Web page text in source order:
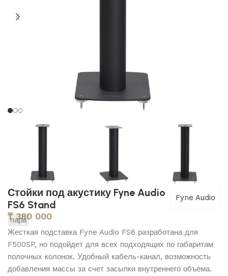
Стойки под акустику Fyne Audio
FS6 Stand
Fyne Audio
₸380 000
пара
Жесткая подставка Fyne Audio FS6 разработана для
F500SP, но подойдет для всех подходящих по габаритам
полочных колонок. Удобный кабель-канал, возможность
добавления массы за счет засыпки внутреннего объема.